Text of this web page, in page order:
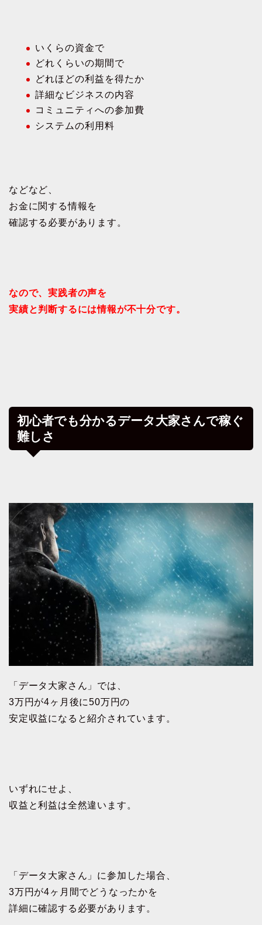
いくらの資金で
どれくらいの期間で
どれほどの利益を得たか
詳細なビジネスの内容
コミュニティへの参加費
システムの利用料
などなど、
お金に関する情報を
確認する必要があります。
なので、実践者の声を
実績と判断するには情報が不十分です。
初心者でも分かるデータ大家さんで稼ぐ
難しさ
「データ大家さん」では、
3万円が4ヶ月後に50万円の
安定収益になると紹介されています。
いずれにせよ、
収益と利益は全然違います。
「データ大家さん」に参加した場合、
3万円が4ヶ月間でどうなったかを
詳細に確認する必要があります。